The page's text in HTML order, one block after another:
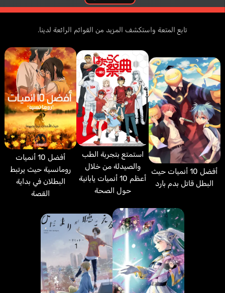
تابع المتعة واستكشف المزيد من القوائم الرائعة لدينا.
أفضل 10 أنميات حيث
البطل قاتل بدم بارد
استمتع بتجربة الطب
والصيدلة من خلال
أعظم 10 أنميات يابانية
حول الصحة
أفضل 10 أنميات
رومانسية حيث يرتبط
البطلان في بداية
القصة